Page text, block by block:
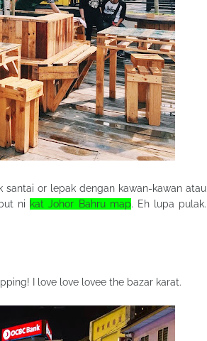
santai or lepak dengan kawan-kawan atau
ni kat Johor Bahru map. Eh lupa pulak.
I love love lovee the bazar karat.